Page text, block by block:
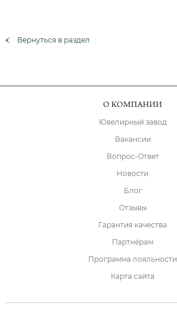
Вернуться в раздел
О КОМПАНИИ
Ювелирный завод
Вакансии
Вопрос-Ответ
Новости
Блог
Отзывы
Гарантия качества
Партнёрам
Программа лояльности
Карта сайта